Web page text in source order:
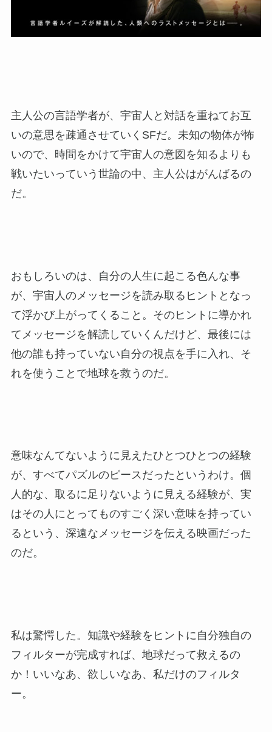
主人公の言語学者が、宇宙人と対話を重ねてお互
いの意思を疎通させていくSFだ。未知の物体が怖
いので、時間をかけて宇宙人の意図を知るよりも
戦いたいっていう世論の中、主人公はがんばるの
だ。
おもしろいのは、自分の人生に起こる色んな事
が、宇宙人のメッセージを読み取るヒントとなっ
て浮かび上がってくること。そのヒントに導かれ
てメッセージを解読していくんだけど、最後には
他の誰も持っていない自分の視点を手に入れ、そ
れを使うことで地球を救うのだ。
意味なんてないように見えたひとつひとつの経験
が、すべてパズルのピースだったというわけ。個
人的な、取るに足りないように見える経験が、実
はその人にとってものすごく深い意味を持ってい
るという、深遠なメッセージを伝える映画だった
のだ。
私は驚愕した。知識や経験をヒントに自分独自の
フィルターが完成すれば、地球だって救えるの
か！いいなあ、欲しいなあ、私だけのフィルタ
ー。